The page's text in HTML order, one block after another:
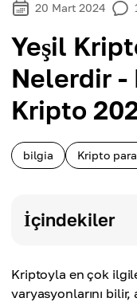
20 Mart 2024
Yeşil
Nelerdir -
Kripto
bilgia Kripto
İçindekiler
Kriptoyla en çok
varyasyonlarını